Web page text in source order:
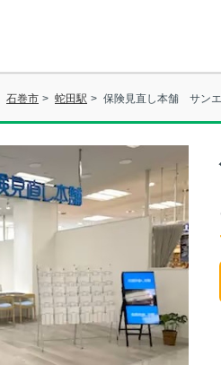
石巻市 > 蛇田駅 > 保険見直し本舗 サン